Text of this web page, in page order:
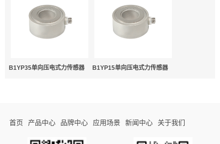
B1YP35单向压电式力传感器 B1YP15单向压电式力传感器
首页 产品中心 品牌中心 应用场景 新闻中心 关于我们